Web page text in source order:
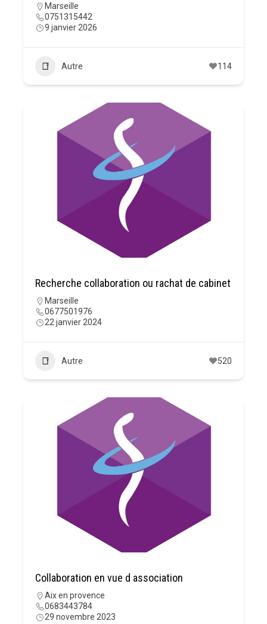
Marseille
0751315442
9 janvier 2026
Autre 114
Recherche collaboration ou rachat de cabinet
Marseille
0677501976
22 janvier 2024
Autre 520
Collaboration en vue d association
Aix en provence
0683443784
29 novembre 2023